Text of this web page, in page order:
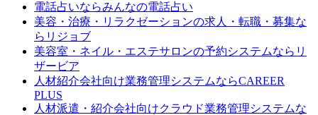
電話占いならみんなの電話占い
美容・治療・リラクゼーションの求人・転職・募集な
ら リジョブ
美容室・ネイル・エステサロンの予約システムなら リ
ザービア
人材紹介会社向け業務管理システムならCAREER
PLUS
人材派遣・紹介会社向けクラウド業務管理システムな